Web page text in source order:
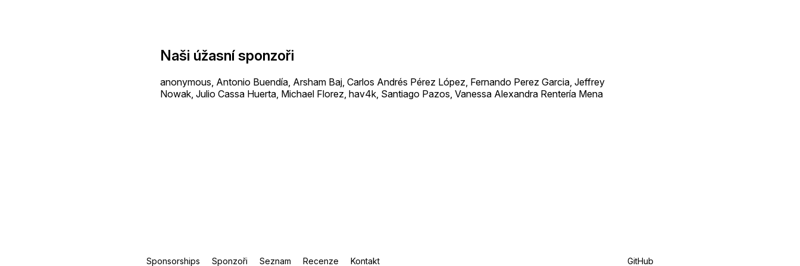
Naši úžasní sponzoři
anonymous, Antonio Buendía, Arsham Baj, Carlos Andrés Pérez López, Fernando Perez Garcia, Jeffrey
Nowak, Julio Cassa Huerta, Michael Florez, hav4k, Santiago Pazos, Vanessa Alexandra Rentería Mena
Sponsorships Sponzoři Seznam Recenze Kontakt GitHub